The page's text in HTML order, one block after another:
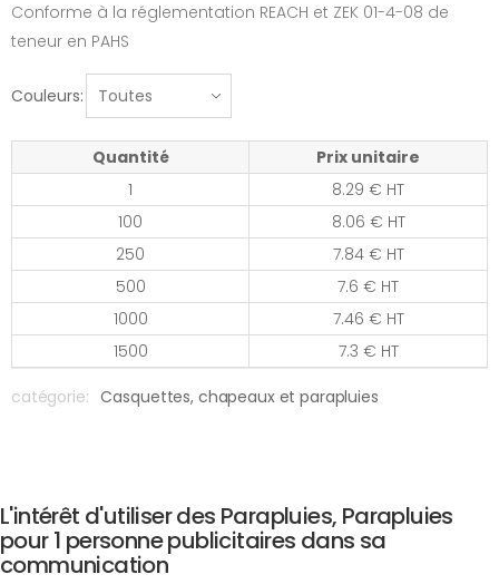
Conforme à la réglementation REACH et ZEK 01-4-08 de
teneur en PAHS
Couleurs:
Quantité
Prix unitaire
1
8.29 € HT
100
8.06 € HT
250
7.84 € HT
500
7.6 € HT
1000
7.46 € HT
1500
7.3 € HT
catégorie: Casquettes, chapeaux et parapluies
L'intérêt d'utiliser des Parapluies, Parapluies
pour 1 personne publicitaires dans sa
communication